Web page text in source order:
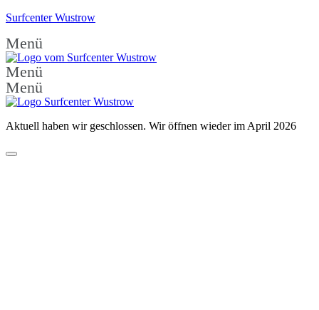
Surfcenter Wustrow
Menü
Menü
Menü
Aktuell haben wir geschlossen. Wir öffnen wieder im April 2026